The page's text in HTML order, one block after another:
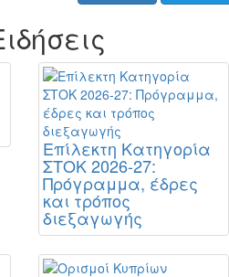
Επίλεκτη Κατηγορία
ΣΤΟΚ 2026-27:
Πρόγραμμα, έδρες
και τρόπος
διεξαγωγής